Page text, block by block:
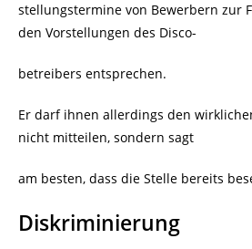
stellungstermine von Bewerbern zur
den Vorstellungen des Disco-
betreibers entsprechen.
Er darf ihnen allerdings den
nicht mitteilen, sondern sagt
am besten, dass die Stelle bereits
Diskriminierung